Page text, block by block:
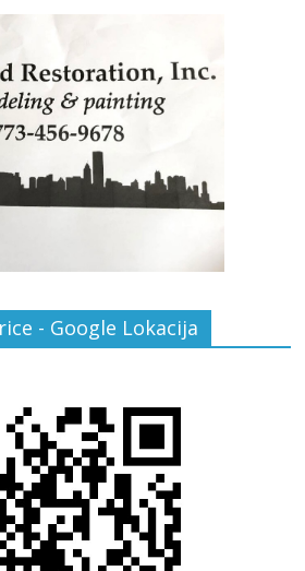
- Google Lokacija